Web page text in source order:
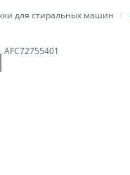
для стиральных машин